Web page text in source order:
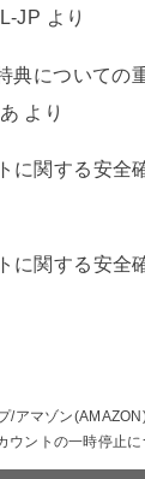
L-JP より
典についての
あ より
に関する安全
に関する安全
アマゾン
ウントの一時停止に